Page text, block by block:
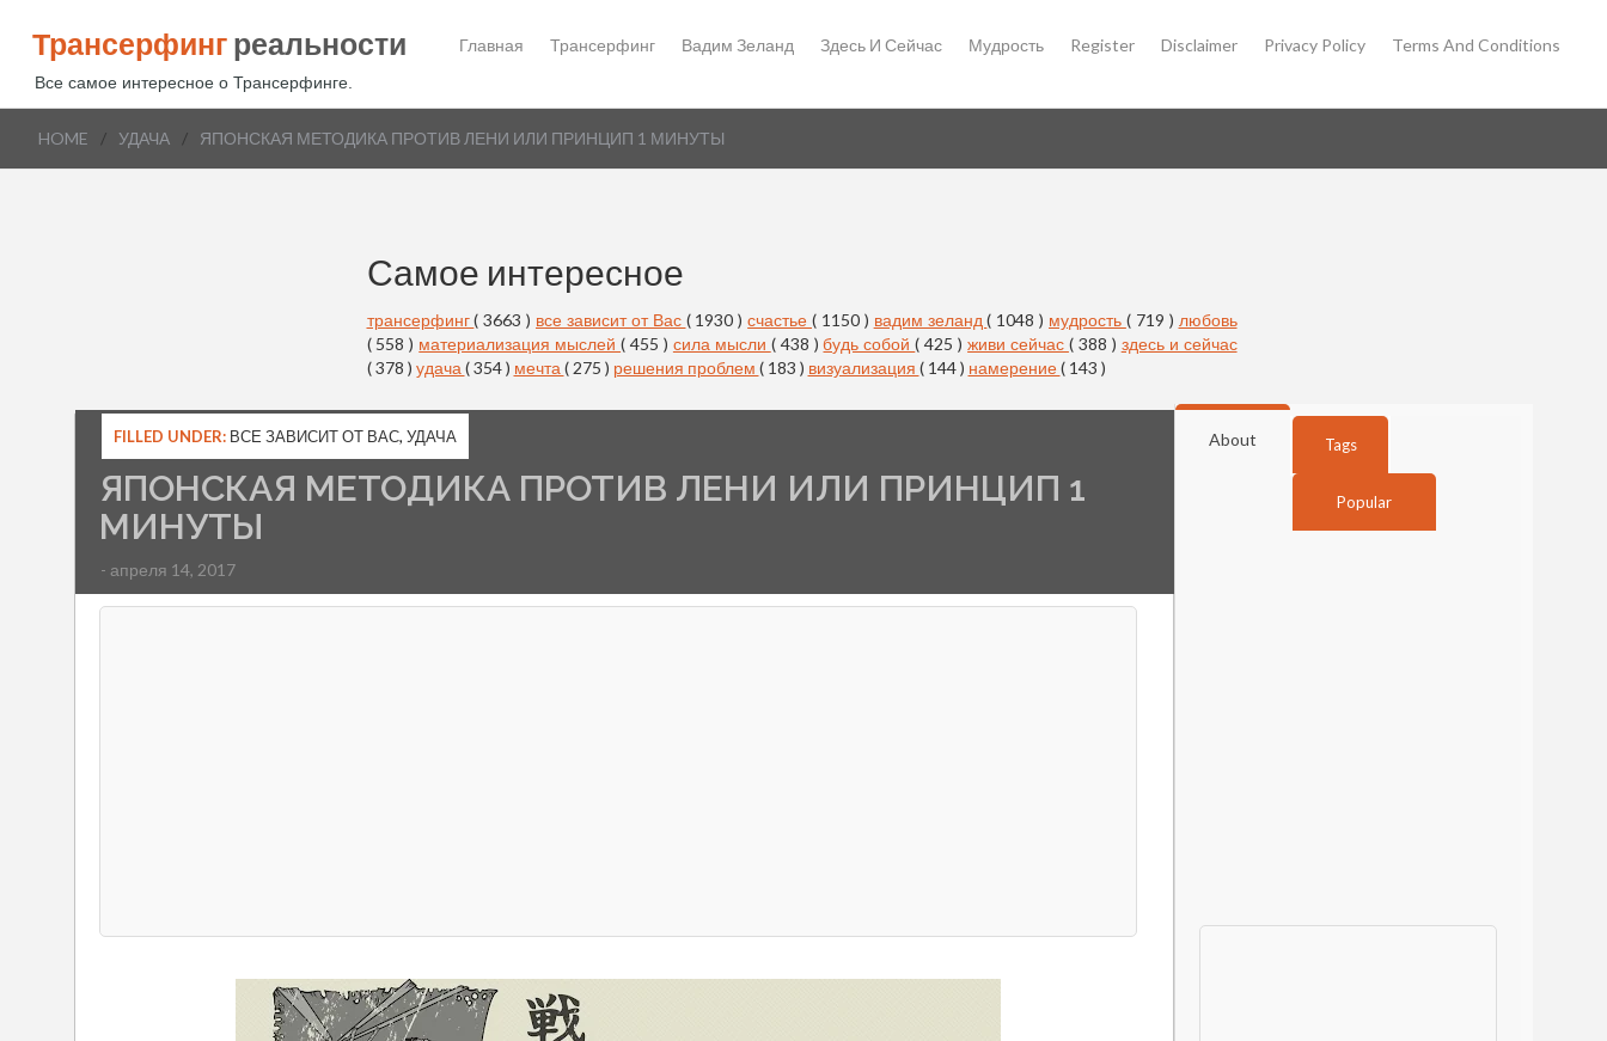
Трансерфинг реальности
Все самое интересное о Трансерфинге.
Главная Трансерфинг Вадим Зеланд Здесь И Сейчас Мудрость Register Disclaimer Privacy Policy Terms And Conditions
HOME / УДАЧА / ЯПОНСКАЯ МЕТОДИКА ПРОТИВ ЛЕНИ ИЛИ ПРИНЦИП 1 МИНУТЫ
Самое интересное
трансерфинг( 3663 ) все зависит от Вас ( 1930 )счастье ( 1150 ) вадим зеланд( 1048 ) мудрость ( 719 ) любовь
( 558 ) материализация мыслей( 455 ) сила мысли ( 438 )будь собой( 425 )живи сейчас ( 388 ) здесь и сейчас
( 378 ) удача ( 354 ) мечта ( 275 ) решения проблем ( 183 ) визуализация ( 144 ) намерение( 143 )
FILLED UNDER: ВСЕ ЗАВИСИТ ОТ ВАС, УДАЧА
ЯПОНСКАЯ МЕТОДИКА ПРОТИВ ЛЕНИ ИЛИ ПРИНЦИП 1
МИНУТЫ
- апреля 14, 2017
About Tags
Popular